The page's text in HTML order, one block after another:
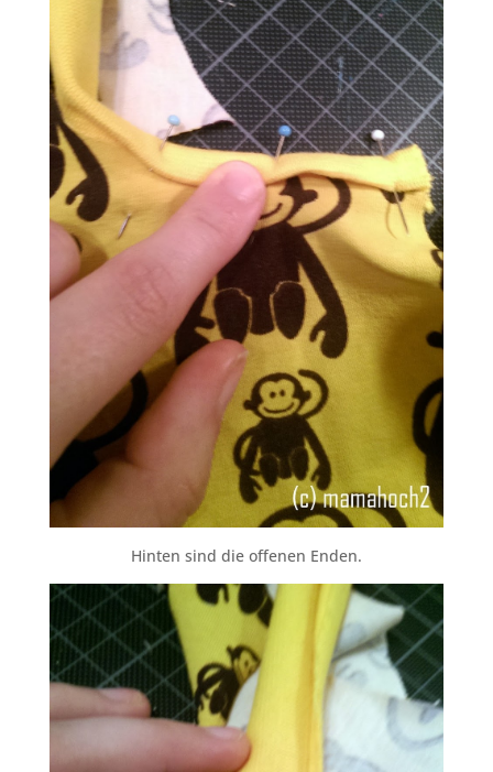
Hinten sind die offenen Enden.